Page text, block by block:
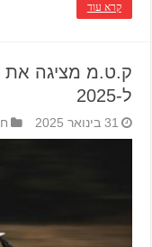
קרא עוד
ל-2025
31 בינואר 2025